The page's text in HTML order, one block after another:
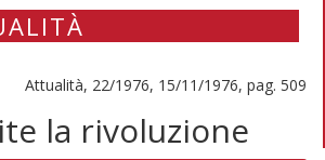
Attualità, 22/1976, 15/11/1976, pag. 509
la rivoluzione